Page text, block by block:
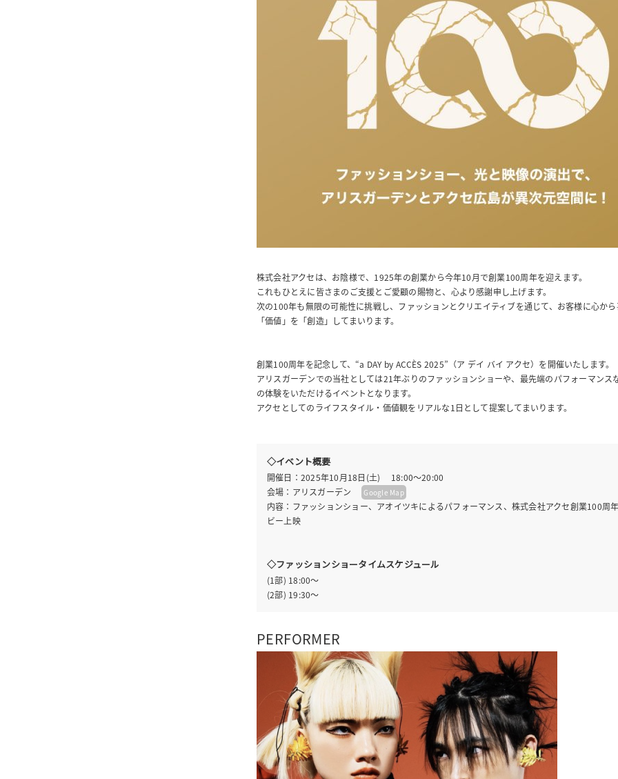
株式会社アクセは、お陰様で、1925年の創業から今年10月で創業100周年を迎えます。
これもひとえに皆さまのご支援とご愛顧の賜物と、心より感謝申し上げます。
次の100年も無限の可能性に挑戦し、ファッションとクリエイティブを通じて、お客様に心か
「価値」を「創造」してまいります。
創業100周年を記念して、“a DAY by ACCÈS 2025”（ア デイ バイ アクセ）を開催いたします。
アリスガーデンでの当社としては21年ぶりのファッションショーや、最先端のパフォーマンス
の体験をいただけるイベントとなります。
アクセとしてのライフスタイル・価値観をリアルな1日として提案してまいります。
◇イベント概要
開催日：2025年10月18日(土) 18:00～20:00
会場：アリスガーデン
Google Map
内容：ファッションショー、アオイツキによるパフォーマンス、株式会社アクセ創業100周
ビー上映
◇ファッションショータイムスケジュール
(1部) 18:00～
(2部) 19:30～
PERFORMER